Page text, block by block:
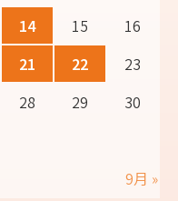
14 15
16
21 22
23
28 29
30
9月 »